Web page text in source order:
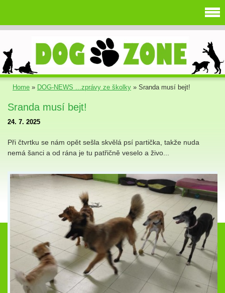
Home » DOG-NEWS ...zprávy ze školky » Sranda musí bejt!
Sranda musí bejt!
24. 7. 2025
Při čtvrtku se nám opět sešla skvělá psí partička, takže nuda
nemá šanci a od rána je tu patřičně veselo a živo...